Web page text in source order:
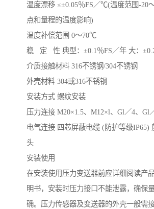
温度漂移 ≤±0.05％FS／℃(温度范围-20
点和量程的温度影响)
温度补偿范围 0～70℃
稳 定 性 典型：±0.1％FS／年 大：
介质接触材料 316不锈钢/304不锈钢
外壳材料 304或316不锈钢
安装方式 螺纹安装
压力连接 M20×1.5、M12×l、Gl／4、Gl
电气连接 四芯屏蔽电缆 (防护等级IP65)
头
安装使用
在安装使用压力变送器前应详细阅读产
明书，安装时压力接口不能泄露，确保
确。压力传感器及变送器的外壳一般需